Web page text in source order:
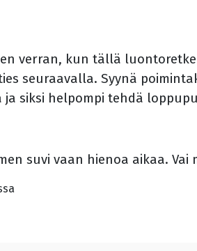
verran, kun tällä
seuraavalla. Syynä
ja siksi helpompi tehdä
suvi vaan hienoa aikaa. Vai